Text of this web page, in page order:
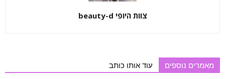
צוות היופי beauty-d
מאמרים נוספים עוד אותו כותב